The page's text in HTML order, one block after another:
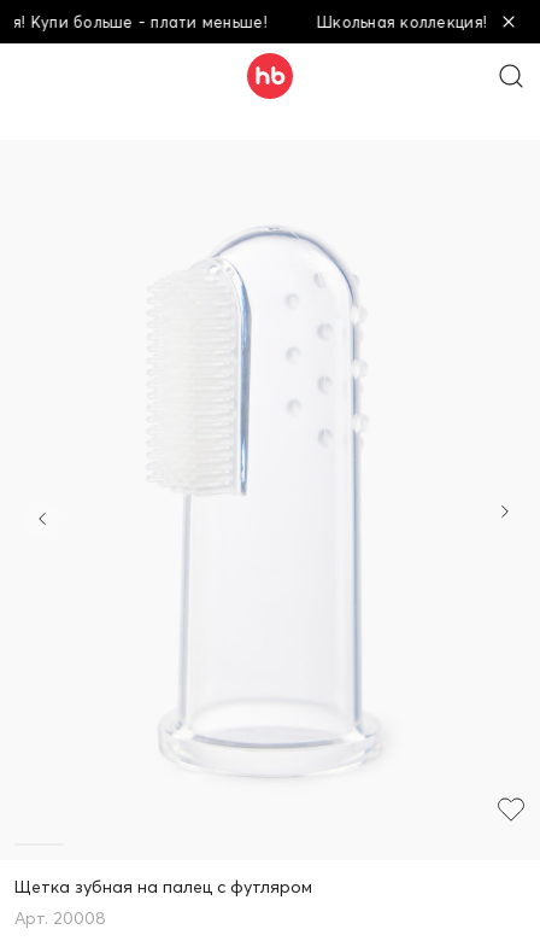
Купи больше - плати меньше! Школьная коллекция! Купи
Щетка зубная на палец с футляром
20008